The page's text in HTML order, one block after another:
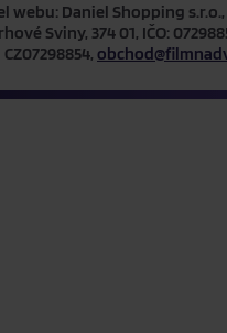
webu: Daniel Shopping
Sviny, 374 01, IČO:
CZ07298854,